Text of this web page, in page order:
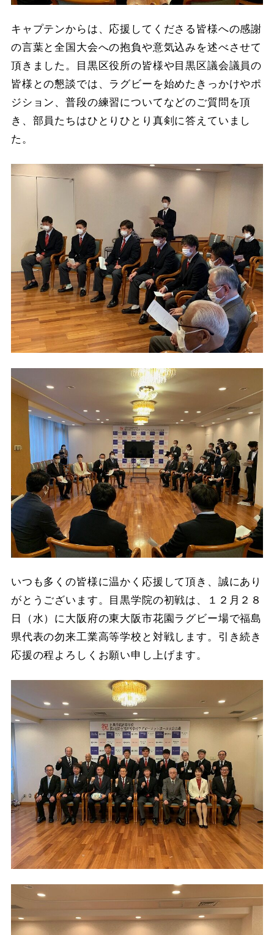
キャプテンからは、応援してくださる皆様への感謝
の言葉と全国大会への抱負や意気込みを述べさせて
頂きました。目黒区役所の皆様や目黒区議会議員の
皆様との懇談では、ラグビーを始めたきっかけやポ
ジション、普段の練習についてなどのご質問を頂
き、部員たちはひとりひとり真剣に答えていまし
た。
いつも多くの皆様に温かく応援して頂き、誠にあり
がとうございます。目黒学院の初戦は、１２月２８
日（水）に大阪府の東大阪市花園ラグビー場で福島
県代表の勿来工業高等学校と対戦します。引き続き
応援の程よろしくお願い申し上げます。